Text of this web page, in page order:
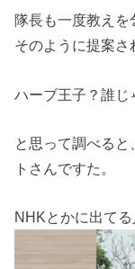
隊長も一度教えを
そのように提案さ
ハーブ王子？誰じ
と思って調べる
トさんですた。
NHKとかに出てる